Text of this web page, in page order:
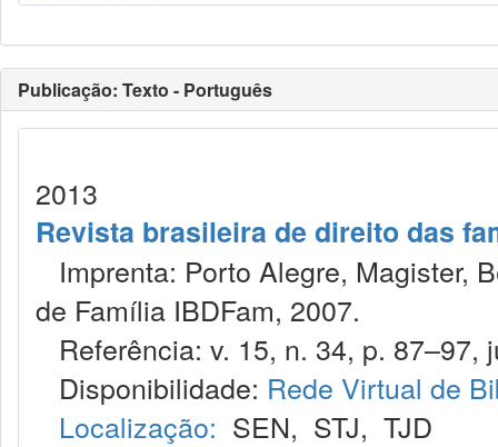
Publicação: Texto - Português
2013
Revista brasileira de direito das
Imprenta: Porto Alegre, Magister,
de Família IBDFam, 2007.
Referência: v. 15, n. 34, p. 87–97,
Disponibilidade: Rede Virtual de
Localização: SEN, STJ, TJD